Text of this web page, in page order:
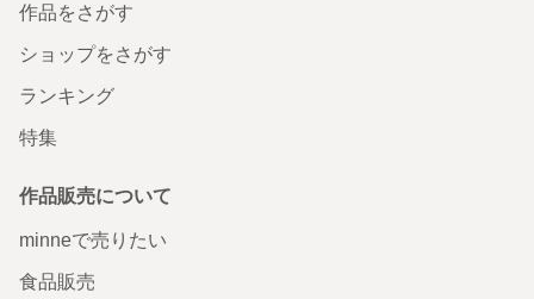
作品をさがす
ショップをさがす
ランキング
特集
作品販売について
minneで売りたい
食品販売